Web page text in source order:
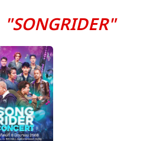
"SONGRIDER"